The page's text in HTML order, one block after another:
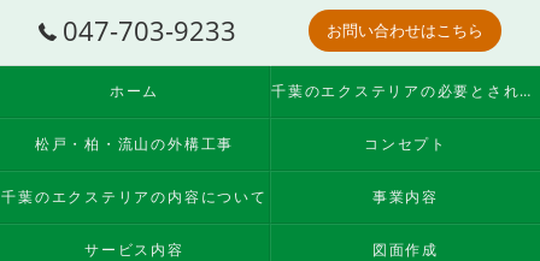
047-703-9233 お問い合わせはこちら
ホーム 千葉のエクステリアの必要とされる理由
松戸・柏・流山の外構工事 コンセプト
千葉のエクステリアの内容について 事業内容
サービス内容 図面作成